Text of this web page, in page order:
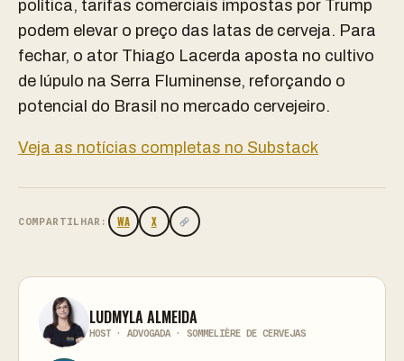
política, tarifas comerciais impostas por Trump
podem elevar o preço das latas de cerveja. Para
fechar, o ator Thiago Lacerda aposta no cultivo
de lúpulo na Serra Fluminense, reforçando o
potencial do Brasil no mercado cervejeiro.
Veja as notícias completas no Substack
COMPARTILHAR: WA X
LUDMYLA ALMEIDA
HOST · ADVOGADA · SOMMELIÈRE DE CERVEJAS